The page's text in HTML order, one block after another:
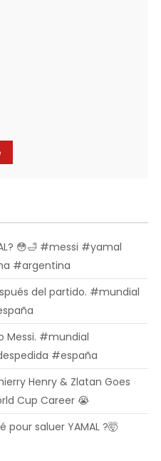
😳🛁 #messi #yamal
#argentina
del partido. #mundial
Messi. #mundial
#españa
Henry & Zlatan Goes
Cup Career 😭
pour saluer YAMAL ?🤯